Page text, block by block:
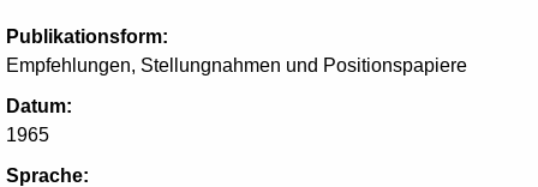
Publikationsform:
Empfehlungen, Stellungnahmen und Positionspapiere
Datum:
1965
Sprache: